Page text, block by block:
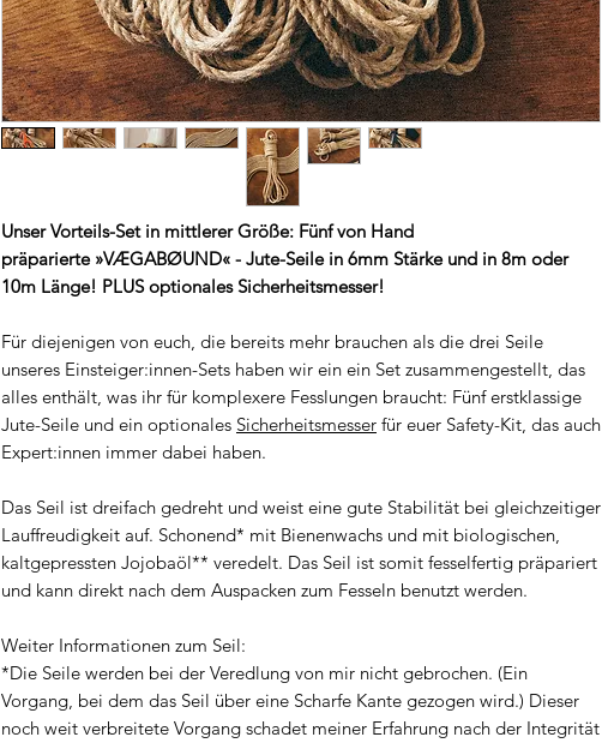
Unser Vorteils-Set in mittlerer Größe: Fünf von Hand
präparierte »VÆGABØUND« - Jute-Seile in 6mm Stärke und in 8m oder
10m Länge! PLUS optionales Sicherheitsmesser!
Für diejenigen von euch, die bereits mehr brauchen als die drei Seile
unseres Einsteiger:innen-Sets haben wir ein ein Set zusammengestellt, das
alles enthält, was ihr für komplexere Fesslungen braucht: Fünf erstklassige
Jute-Seile und ein optionales Sicherheitsmesser für euer Safety-Kit, das auch
Expert:innen immer dabei haben.
Das Seil ist dreifach gedreht und weist eine gute Stabilität bei gleichzeitiger
Lauffreudigkeit auf. Schonend* mit Bienenwachs und mit biologischen,
kaltgepressten Jojobaöl** veredelt. Das Seil ist somit fesselfertig präpariert
und kann direkt nach dem Auspacken zum Fesseln benutzt werden.
Weiter Informationen zum Seil:
*Die Seile werden bei der Veredlung von mir nicht gebrochen. (Ein
Vorgang, bei dem das Seil über eine Scharfe Kante gezogen wird.) Dieser
noch weit verbreitete Vorgang schadet meiner Erfahrung nach der Integrität